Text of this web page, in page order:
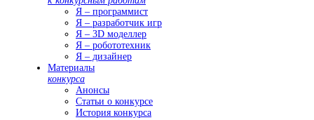
Я – программист
Я – разработчик игр
Я – 3D моделлер
Я – робототехник
Я – дизайнер
Материалы
конкурса
Анонсы
Статьи о конкурсе
История конкурса